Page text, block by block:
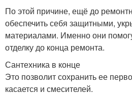
По этой причине, ещё до
обеспечить себя защитными,
материалами. Именно они
отделку до конца ремонта.
Сантехника в конце
Это позволит сохранить ее
касается и смесителей.